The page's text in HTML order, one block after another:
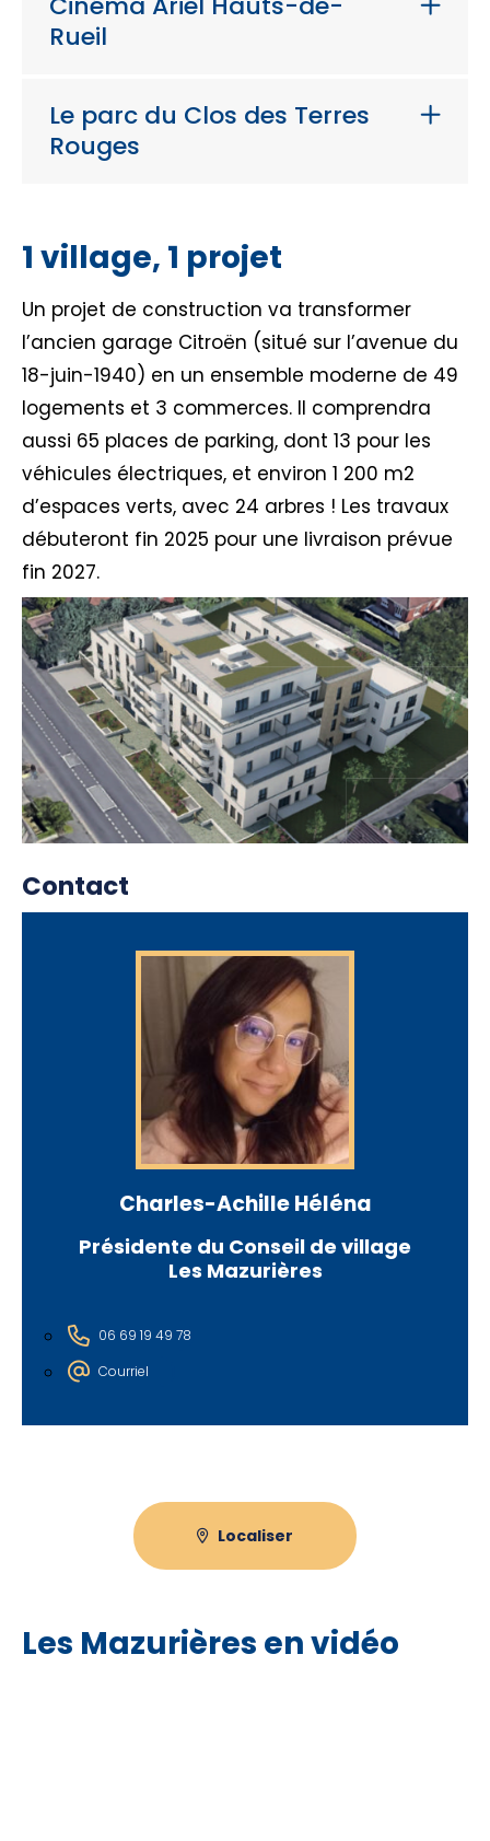
Rueil
Le parc du Clos des Terres
Rouges
1 village, 1 projet
Un projet de construction va transformer
l’ancien garage Citroën (situé sur l’avenue du
18-juin-1940) en un ensemble moderne de 49
logements et 3 commerces. Il comprendra
aussi 65 places de parking, dont 13 pour les
véhicules électriques, et environ 1 200 m2
d’espaces verts, avec 24 arbres ! Les travaux
débuteront fin 2025 pour une livraison prévue
fin 2027.
Contact
Charles-Achille Héléna
Présidente du Conseil de village
Les Mazurières
06 69 19 49 78
Courriel
Localiser
Les Mazurières en vidéo